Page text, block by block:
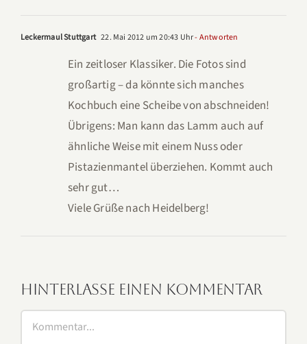
Leckermaul Stuttgart 22. Mai 2012 um 20:43 Uhr- Antworten
Ein zeitloser Klassiker. Die Fotos sind
großartig – da könnte sich manches
Kochbuch eine Scheibe von abschneiden!
Übrigens: Man kann das Lamm auch auf
ähnliche Weise mit einem Nuss oder
Pistazienmantel überziehen. Kommt auch
sehr gut…
Viele Grüße nach Heidelberg!
Hinterlasse einen Kommentar
Kommentar